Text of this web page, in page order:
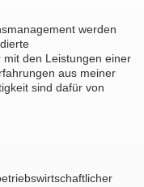
werden
den Leistungen einer
aus meiner
sind dafür von